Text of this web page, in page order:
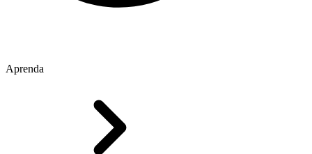
Aprenda